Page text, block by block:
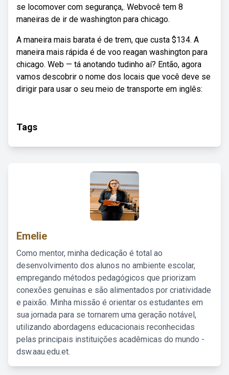
se locomover com segurança,. Webvocê tem 8
maneiras de ir de washington para chicago.
A maneira mais barata é de trem, que custa $134. A
maneira mais rápida é de voo reagan washington para
chicago. Web — tá anotando tudinho aí? Então, agora
vamos descobrir o nome dos locais que você deve se
dirigir para usar o seu meio de transporte em inglês:
Tags
Emelie
Como mentor, minha dedicação é total ao
desenvolvimento dos alunos no ambiente escolar,
empregando métodos pedagógicos que priorizam
conexões genuínas e são alimentados por criatividade
e paixão. Minha missão é orientar os estudantes em
sua jornada para se tornarem uma geração notável,
utilizando abordagens educacionais reconhecidas
pelas principais instituições acadêmicas do mundo -
dsw.aau.edu.et.